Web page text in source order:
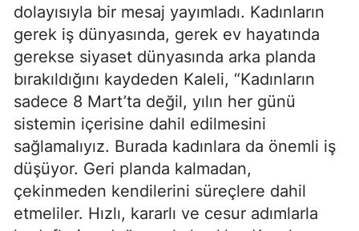
dolayısıyla bir mesaj yayımladı. Kadınların
gerek iş dünyasında, gerek ev hayatında
gerekse siyaset dünyasında arka planda
bırakıldığını kaydeden Kaleli, “Kadınların
sadece 8 Mart’ta değil, yılın her günü
sistemin içerisine dahil edilmesini
sağlamalıyız. Burada kadınlara da önemli iş
düşüyor. Geri planda kalmadan,
çekinmeden kendilerini süreçlere dahil
etmeliler. Hızlı, kararlı ve cesur adımlarla